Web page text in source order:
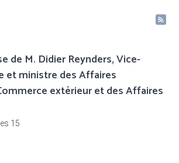
de M. Didier Reynders, Vice-
et ministre des Affaires
extérieur et des Affaires
15